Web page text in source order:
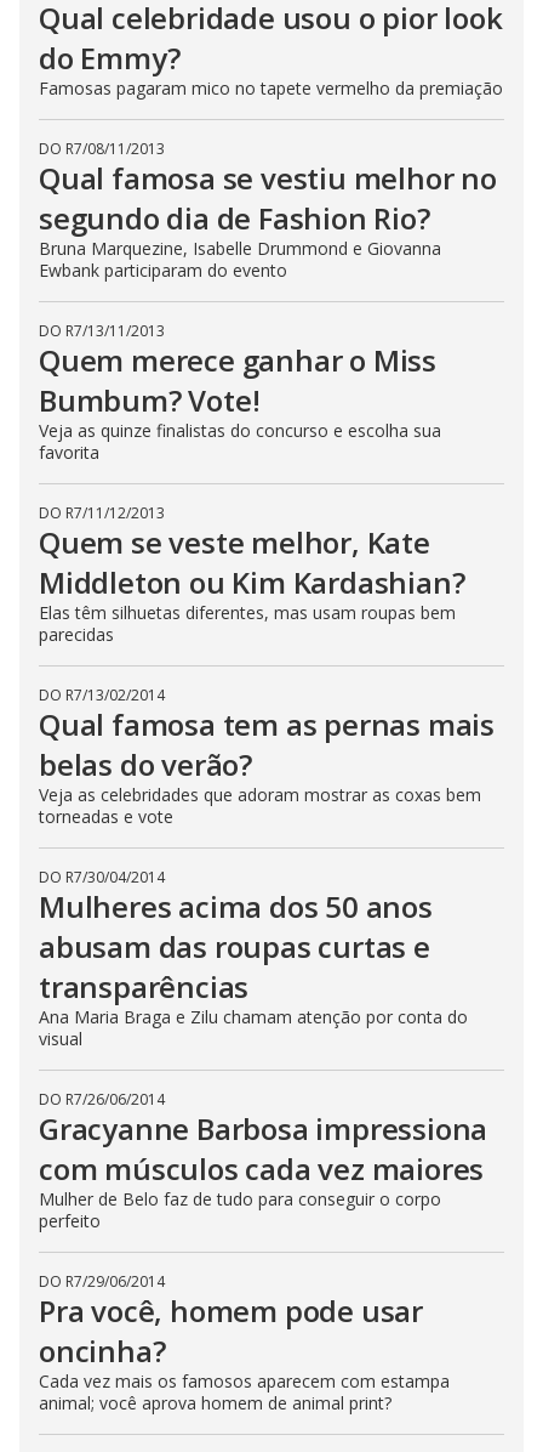
Qual celebridade usou o pior look
do Emmy?
Famosas pagaram mico no tapete vermelho da premiação
DO R7/08/11/2013
Qual famosa se vestiu melhor no
segundo dia de Fashion Rio?
Bruna Marquezine, Isabelle Drummond e Giovanna
Ewbank participaram do evento
DO R7/13/11/2013
Quem merece ganhar o Miss
Bumbum? Vote!
Veja as quinze finalistas do concurso e escolha sua
favorita
DO R7/11/12/2013
Quem se veste melhor, Kate
Middleton ou Kim Kardashian?
Elas têm silhuetas diferentes, mas usam roupas bem
parecidas
DO R7/13/02/2014
Qual famosa tem as pernas mais
belas do verão?
Veja as celebridades que adoram mostrar as coxas bem
torneadas e vote
DO R7/30/04/2014
Mulheres acima dos 50 anos
abusam das roupas curtas e
transparências
Ana Maria Braga e Zilu chamam atenção por conta do
visual
DO R7/26/06/2014
Gracyanne Barbosa impressiona
com músculos cada vez maiores
Mulher de Belo faz de tudo para conseguir o corpo
perfeito
DO R7/29/06/2014
Pra você, homem pode usar
oncinha?
Cada vez mais os famosos aparecem com estampa
animal; você aprova homem de animal print?